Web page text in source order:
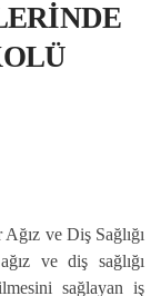
ve Diş Sağlığı
ve diş sağlığı
sağlayan iş